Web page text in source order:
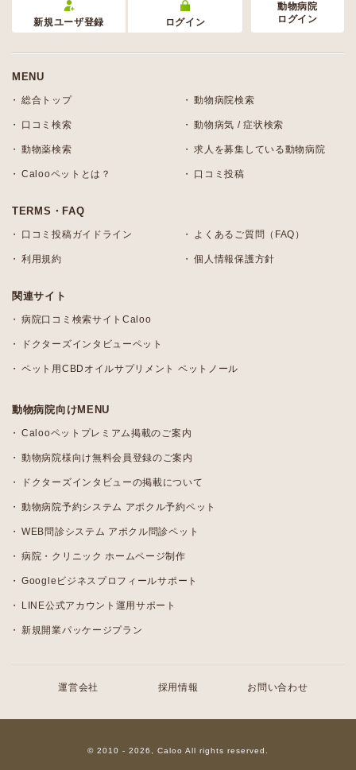
新規ユーザ登録 ログイン
動物病院
ログイン
MENU
総合トップ 動物病院検索
口コミ検索 動物病気 / 症状検索
動物薬検索 求人を募集している動物病院
Calooペットとは？ 口コミ投稿
TERMS・FAQ
口コミ投稿ガイドライン よくあるご質問（FAQ）
利用規約 個人情報保護方針
関連サイト
病院口コミ検索サイトCaloo
ドクターズインタビューペット
ペット用CBDオイルサプリメント ペットノール
動物病院向けMENU
Calooペットプレミアム掲載のご案内
動物病院様向け無料会員登録のご案内
ドクターズインタビューの掲載について
動物病院予約システム アポクル予約ペット
WEB問診システム アポクル問診ペット
病院・クリニック ホームページ制作
Googleビジネスプロフィールサポート
LINE公式アカウント運用サポート
新規開業パッケージプラン
運営会社 採用情報 お問い合わせ
© 2010 - 2026, Caloo All rights reserved.